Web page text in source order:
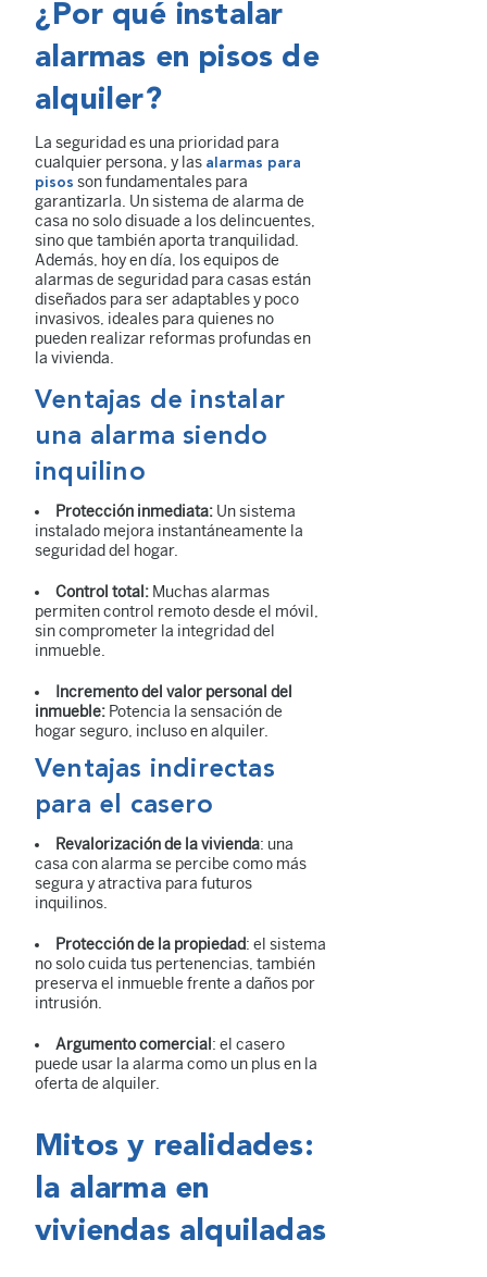
¿Por qué instalar
alarmas en pisos de
alquiler?
La seguridad es una prioridad para
cualquier persona, y las alarmas para
pisos son fundamentales para
garantizarla. Un sistema de alarma de
casa no solo disuade a los delincuentes,
sino que también aporta tranquilidad.
Además, hoy en día, los equipos de
alarmas de seguridad para casas están
diseñados para ser adaptables y poco
invasivos, ideales para quienes no
pueden realizar reformas profundas en
la vivienda.
Ventajas de instalar
una alarma siendo
inquilino
Protección inmediata: Un sistema
instalado mejora instantáneamente la
seguridad del hogar.
Control total: Muchas alarmas
permiten control remoto desde el móvil,
sin comprometer la integridad del
inmueble.
Incremento del valor personal del
inmueble: Potencia la sensación de
hogar seguro, incluso en alquiler.
Ventajas indirectas
para el casero
Revalorización de la vivienda: una
casa con alarma se percibe como más
segura y atractiva para futuros
inquilinos.
Protección de la propiedad: el sistema
no solo cuida tus pertenencias, también
preserva el inmueble frente a daños por
intrusión.
Argumento comercial : el casero
puede usar la alarma como un plus en la
oferta de alquiler.
Mitos y realidades:
la alarma en
viviendas alquiladas